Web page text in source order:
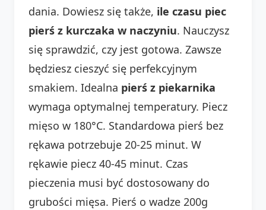
dania. Dowiesz się także, ile czasu piec
pierś z kurczaka w naczyniu. Nauczysz
się sprawdzić, czy jest gotowa. Zawsze
będziesz cieszyć się perfekcyjnym
smakiem. Idealna pierś z piekarnika
wymaga optymalnej temperatury. Piecz
mięso w 180°C. Standardowa pierś bez
rękawa potrzebuje 20-25 minut. W
rękawie piecz 40-45 minut. Czas
pieczenia musi być dostosowany do
grubości mięsa. Pierś o wadze 200g